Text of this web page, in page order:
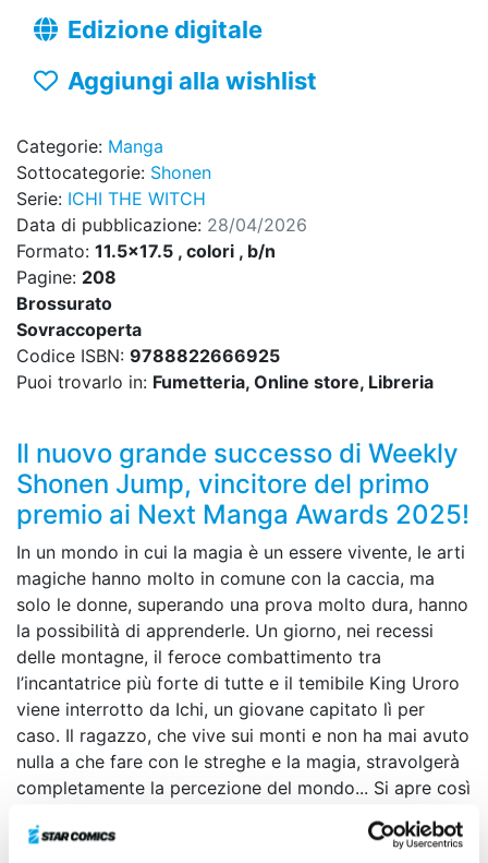
Edizione digitale
Aggiungi alla wishlist
Categorie: Manga
Sottocategorie: Shonen
Serie: ICHI THE WITCH
Data di pubblicazione: 28/04/2026
Formato: 11.5x17.5 , colori , b/n
Pagine: 208
Brossurato
Sovraccoperta
Codice ISBN: 9788822666925
Puoi trovarlo in: Fumetteria, Online store, Libreria
Il nuovo grande successo di Weekly
Shonen Jump, vincitore del primo
premio ai Next Manga Awards 2025!
In un mondo in cui la magia è un essere vivente, le arti
magiche hanno molto in comune con la caccia, ma
solo le donne, superando una prova molto dura, hanno
la possibilità di apprenderle. Un giorno, nei recessi
delle montagne, il feroce combattimento tra
l’incantatrice più forte di tutte e il temibile King Uroro
viene interrotto da Ichi, un giovane capitato lì per
caso. Il ragazzo, che vive sui monti e non ha mai avuto
nulla a che fare con le streghe e la magia, stravolgerà
completamente la percezione del mondo... Si apre così
caccia e della magia!